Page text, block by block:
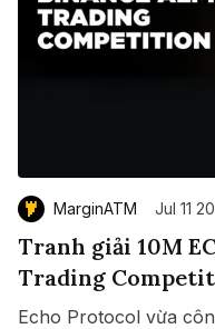
MarginATM Jul 11
Tranh giải 10M
Trading
Echo Protocol vừa